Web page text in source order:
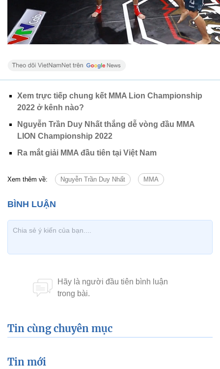
Xem trực tiếp chung kết MMA Lion Championship
2022 ở kênh nào?
Nguyễn Trần Duy Nhất thắng dễ vòng đầu MMA
LION Championship 2022
Ra mắt giải MMA đầu tiên tại Việt Nam
Xem thêm về: Nguyễn Trần Duy Nhất MMA
Tin cùng chuyên mục
Tin mới